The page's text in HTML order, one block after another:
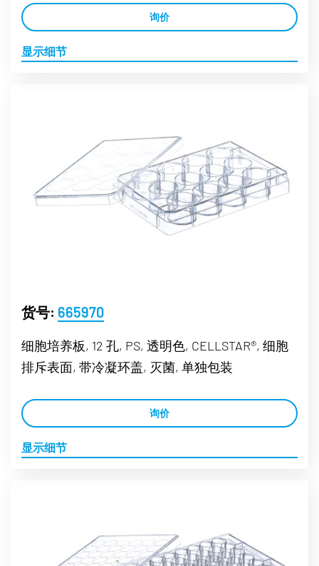
询价
显示细节
货号: 665970
细胞培养板, 12 孔, PS, 透明色, CELLSTAR®, 细胞
排斥表面, 带冷凝环盖, 灭菌, 单独包装
询价
显示细节